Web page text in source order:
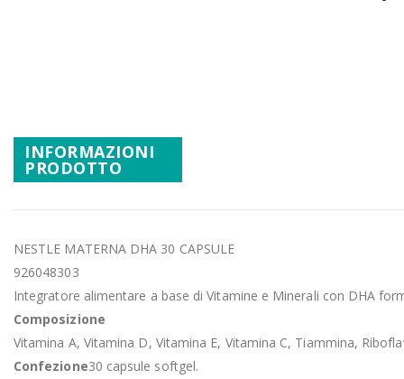
immagini
INFORMAZIONI
PRODOTTO
NESTLE MATERNA DHA 30 CAPSULE
926048303
Integratore alimentare a base di Vitamine e Minerali con DHA
Composizione
Vitamina A, Vitamina D, Vitamina E, Vitamina C, Tiammina,
Confezione30 capsule softgel.